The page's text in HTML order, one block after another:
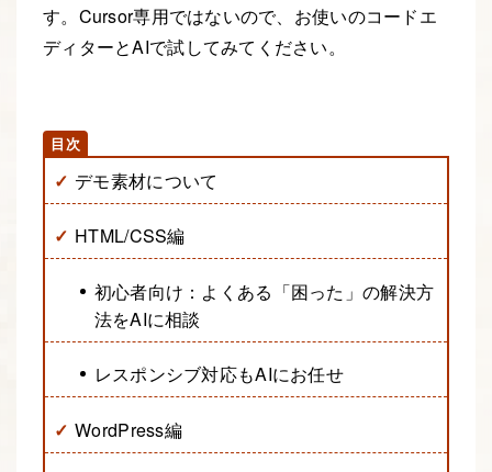
す。Cursor専用ではないので、お使いのコードエ
ディターとAIで試してみてください。
デモ素材について
HTML/CSS編
初心者向け：よくある「困った」の解決方
法をAIに相談
レスポンシブ対応もAIにお任せ
WordPress編